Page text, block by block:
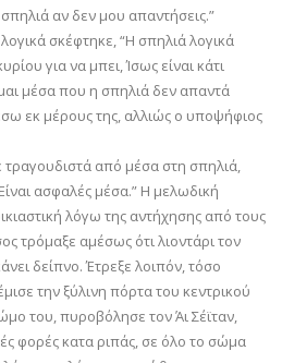
αν δεν μου απαντήσεις.”
σκέφτηκε, “Η σπηλιά λογικά
για να μπει, Ίσως είναι κάτι
μέσα που η σπηλιά δεν απαντά
εκ μέρους της, αλλιώς ο υποψήφιος
τραγουδιστά από μέσα στη σπηλιά,
ασφαλές μέσα.” Η μελωδική
λόγω της αντήχησης από τους
τρόμαξε αμέσως ότι λιοντάρι τον
δείπνο. Έτρεξε λοιπόν, τόσο
την ξύλινη πόρτα του κεντρικού
του, πυροβόλησε τον Άι Σέϊταν,
φορές κατα ριπάς, σε όλο το σώμα